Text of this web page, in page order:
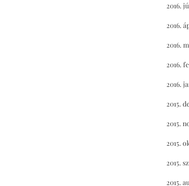
2016.
2016.
2016.
2016.
2016.
2015.
2015.
2015.
2015.
2015.